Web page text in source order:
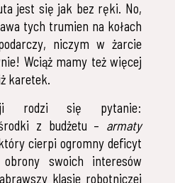
jest się jak bez ręki. No,
tych trumien na kołach
niczym w żarcie
Wciąż mamy też więcej
karetek.
rodzi się pytanie:
z budżetu – armaty
cierpi ogromny deficyt
swoich interesów
klasie robotniczej